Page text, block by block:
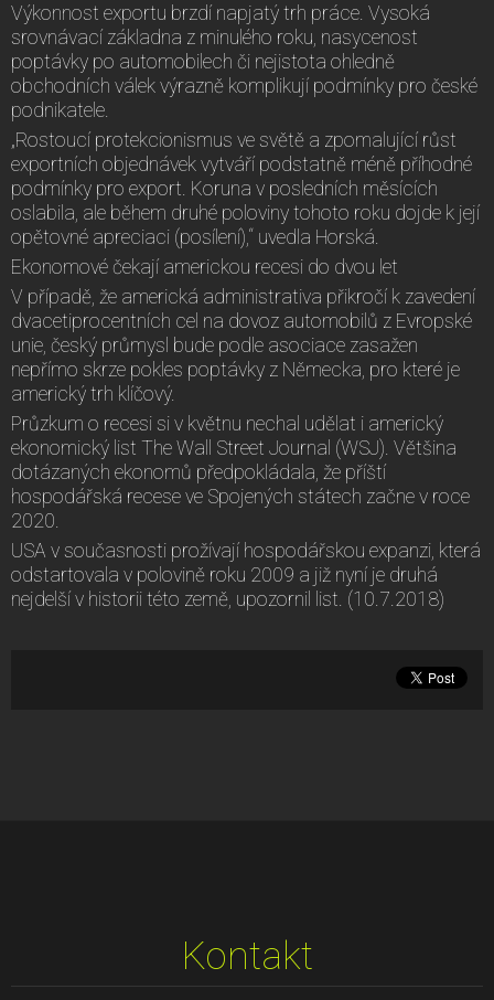
Výkonnost exportu brzdí napjatý trh práce. Vysoká
srovnávací základna z minulého roku, nasycenost
poptávky po automobilech či nejistota ohledně
obchodních válek výrazně komplikují podmínky pro české
podnikatele.
„Rostoucí protekcionismus ve světě a zpomalující růst
exportních objednávek vytváří podstatně méně příhodné
podmínky pro export. Koruna v posledních měsících
oslabila, ale během druhé poloviny tohoto roku dojde k její
opětovné apreciaci (posílení),“ uvedla Horská.
Ekonomové čekají americkou recesi do dvou let
V případě, že americká administrativa přikročí k zavedení
dvacetiprocentních cel na dovoz automobilů z Evropské
unie, český průmysl bude podle asociace zasažen
nepřímo skrze pokles poptávky z Německa, pro které je
americký trh klíčový.
Průzkum o recesi si v květnu nechal udělat i americký
ekonomický list The Wall Street Journal (WSJ). Většina
dotázaných ekonomů předpokládala, že příští
hospodářská recese ve Spojených státech začne v roce
2020.
USA v současnosti prožívají hospodářskou expanzi, která
odstartovala v polovině roku 2009 a již nyní je druhá
nejdelší v historii této země, upozornil list. (10.7.2018)
Kontakt